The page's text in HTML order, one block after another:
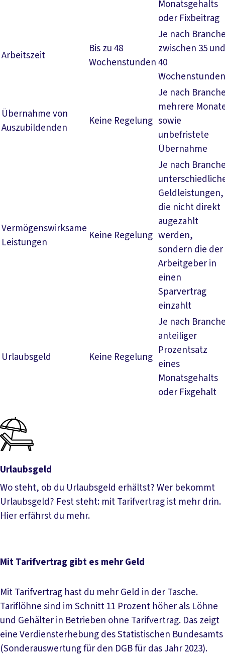
Monatsgehalts
oder Fixbeitrag
Arbeitszeit
Bis zu 48
Wochenstunden
Je nach
zwischen 35 und
40
Wochenstunden
Übernahme von
Auszubildenden
Keine Regelung
Je nach
mehrere
sowie
unbefristete
Übernahme
Vermögenswirksame
Leistungen
Keine Regelung
Je nach
Geldleistungen,
die nicht direkt
augezahlt
werden,
sondern die der
Arbeitgeber in
einen
Sparvertrag
einzahlt
Urlaubsgeld Keine Regelung
Je nach
anteiliger
Prozentsatz
eines
Monatsgehalts
oder Fixgehalt
Urlaubsgeld
Wo steht, ob du Urlaubsgeld erhältst? Wer bekommt
Urlaubsgeld? Fest steht: mit Tarifvertrag ist mehr drin.
Hier erfährst du mehr.
Mit Tarifvertrag gibt es mehr Geld
Mit Tarifvertrag hast du mehr Geld in der Tasche.
Tariflöhne sind im Schnitt 11 Prozent höher als Löhne
und Gehälter in Betrieben ohne Tarifvertrag. Das zeigt
eine Verdiensterhebung des Statistischen Bundesamts
(Sonderauswertung für den DGB für das Jahr 2023).